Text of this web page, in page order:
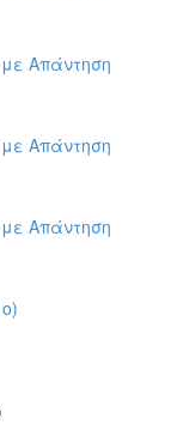
Απάντηση
Απάντηση
Απάντηση